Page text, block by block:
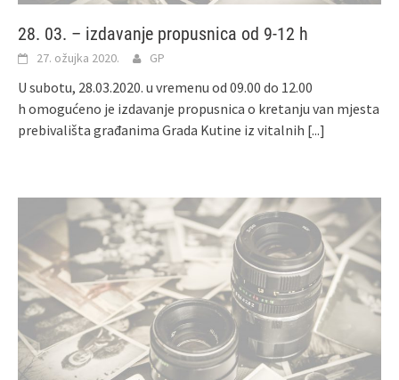
28. 03. – izdavanje propusnica od 9-12 h
27. ožujka 2020. GP
U subotu, 28.03.2020. u vremenu od 09.00 do 12.00
h omogućeno je izdavanje propusnica o kretanju van mjesta
prebivališta građanima Grada Kutine iz vitalnih [...]